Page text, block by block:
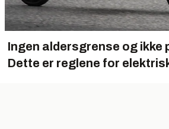
Ingen aldersgrense og ikke
Dette er reglene for